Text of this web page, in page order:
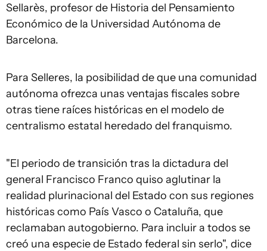
Sellarès, profesor de Historia del Pensamiento
Económico de la Universidad Autónoma de
Barcelona.
Para Selleres, la posibilidad de que una comunidad
autónoma ofrezca unas ventajas fiscales sobre
otras tiene raíces históricas en el modelo de
centralismo estatal heredado del franquismo.
"El periodo de transición tras la dictadura del
general Francisco Franco quiso aglutinar la
realidad plurinacional del Estado con sus regiones
históricas como País Vasco o Cataluña, que
reclamaban autogobierno. Para incluir a todos se
creó una especie de Estado federal sin serlo", dice